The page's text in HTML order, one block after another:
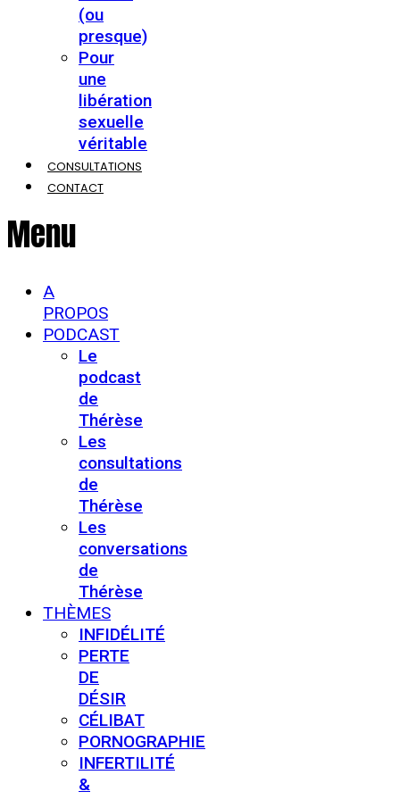
(ou
presque)
Pour
une
libération
sexuelle
véritable
CONSULTATIONS
CONTACT
Menu
A
PROPOS
PODCAST
Le
podcast
de
Thérèse
Les
consultations
de
Thérèse
Les
conversations
de
Thérèse
THÈMES
INFIDÉLITÉ
PERTE
DE
DÉSIR
CÉLIBAT
PORNOGRAPHIE
INFERTILITÉ
&